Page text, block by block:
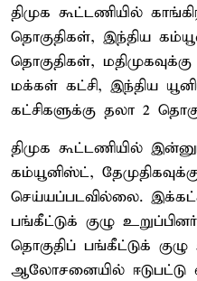
திமுக கூட்டணியில்
தொகுதிகள், இந்திய
தொகுதிகள்,
மக்கள் கட்சி, இந்திய
கட்சிகளுக்கு தலா 2
திமுக கூட்டணியில்
கம்யூனிஸ்ட்,
செய்யப்படவில்லை.
பங்கீட்டுக் குழு
தொகுதிப் பங்கீட்டுக்
ஆலோசனையில் ஈடுபட்டு